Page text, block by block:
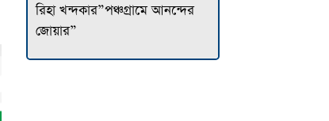
রিহা খন্দকার”পঞ্চগ্রামে আনন্দের
জোয়ার”